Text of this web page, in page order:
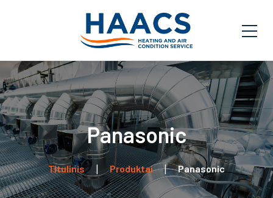
Panasonic
Titulinis Produktai Panasonic